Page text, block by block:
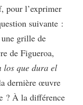
pour l’exprimer
suivante :
grille de
de Figueroa,
los que dura el
dernière œuvre
? À la différence